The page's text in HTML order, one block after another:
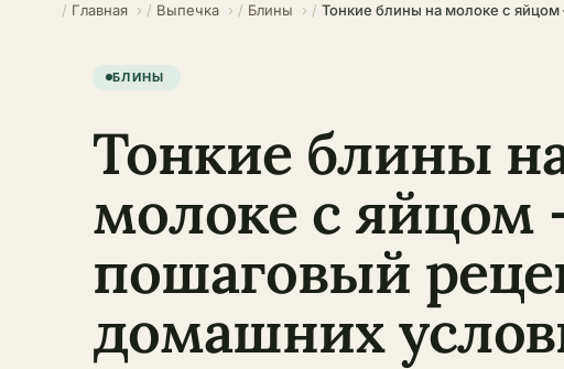
Главная Выпечка Блины
БЛИНЫ
Тонкие блины
молоке с яйцом
пошаговый
домашних